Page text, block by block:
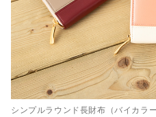
シンプルラウンド長財布（バイカラ